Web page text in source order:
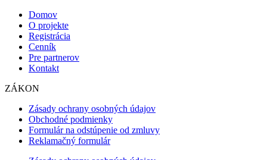
Domov
O projekte
Registrácia
Cenník
Pre partnerov
Kontakt
ZÁKON
Zásady ochrany osobných údajov
Obchodné podmienky
Formulár na odstúpenie od zmluvy
Reklamačný formulár